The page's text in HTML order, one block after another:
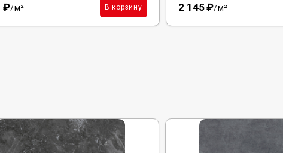
₽/м² В корзину 2 145₽/м²